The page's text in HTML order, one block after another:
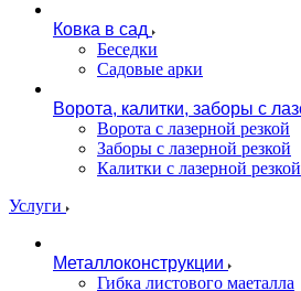
Ковка в сад
Беседки
Садовые арки
Ворота, калитки, заборы с
Ворота с лазерной резкой
Заборы с лазерной резкой
Калитки с лазерной резкой
Услуги
Металлоконструкции
Гибка листового маеталла